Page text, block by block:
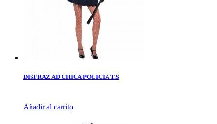
DISFRAZ AD CHICA POLICIA T.S
Añadir al carrito